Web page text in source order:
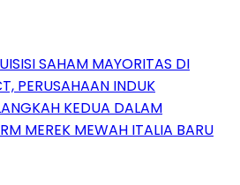
SAHAM MAYORITAS DI
PERUSAHAAN INDUK
KEDUA DALAM
MEREK MEWAH ITALIA BARU